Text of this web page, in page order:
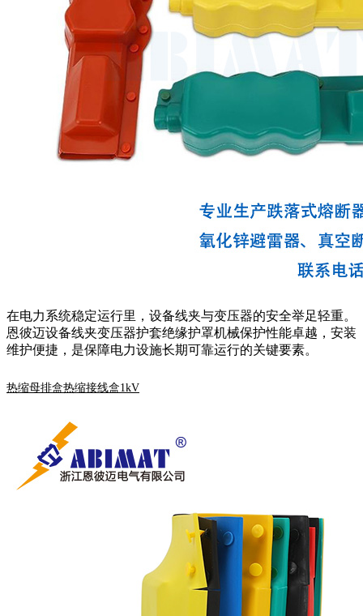
在电力系统稳定运行里，设备线夹与变压器的安全举足轻重。
恩彼迈设备线夹变压器护套绝缘护罩机械保护性能卓越，安装
维护便捷，是保障电力设施长期可靠运行的关键要素。
热缩母排盒热缩接线盒1kV